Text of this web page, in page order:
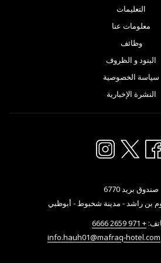
التعليمات
معلومات عنا
وظائف
البنود و الظروف
سياسة الخصوصية
النشرة الإخبارية
صندوق بريد 6770
بن راشد - مدينة شخبوط - أبوظبي
+ 971 2659 6666
info.hauh01@mafraq-